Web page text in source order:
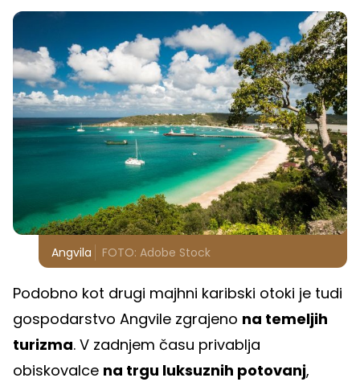
Angvila FOTO: Adobe Stock
Podobno kot drugi majhni karibski otoki je tudi
gospodarstvo Angvile zgrajeno na temeljih
turizma. V zadnjem času privablja
obiskovalce na trgu luksuznih potovanj,